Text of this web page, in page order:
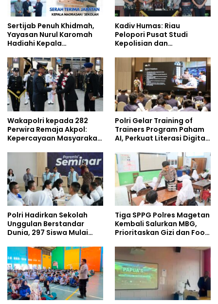
Sertijab Penuh Khidmah,
Yayasan Nurul Karomah
Hadiahi Kepala
Umrah
Kadiv Humas: Riau
Pelopori Pusat Studi
Kepolisian dan
Policing Masuki Babak
Wakapolri kepada 282
Perwira Remaja Akpol:
Kepercayaan Masyarakat
Polri Gelar Training of
Trainers Program Paham
AI, Perkuat Literasi Digital
Polri Hadirkan Sekolah
Unggulan Berstandar
Dunia, 297 Siswa Mulai
Tiga SPPG Polres Magetan
Kembali Salurkan MBG,
Prioritaskan Gizi dan Food